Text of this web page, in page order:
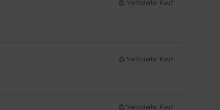
Verifizierter Kauf
Verifizierter Kauf
Verifizierter Kauf